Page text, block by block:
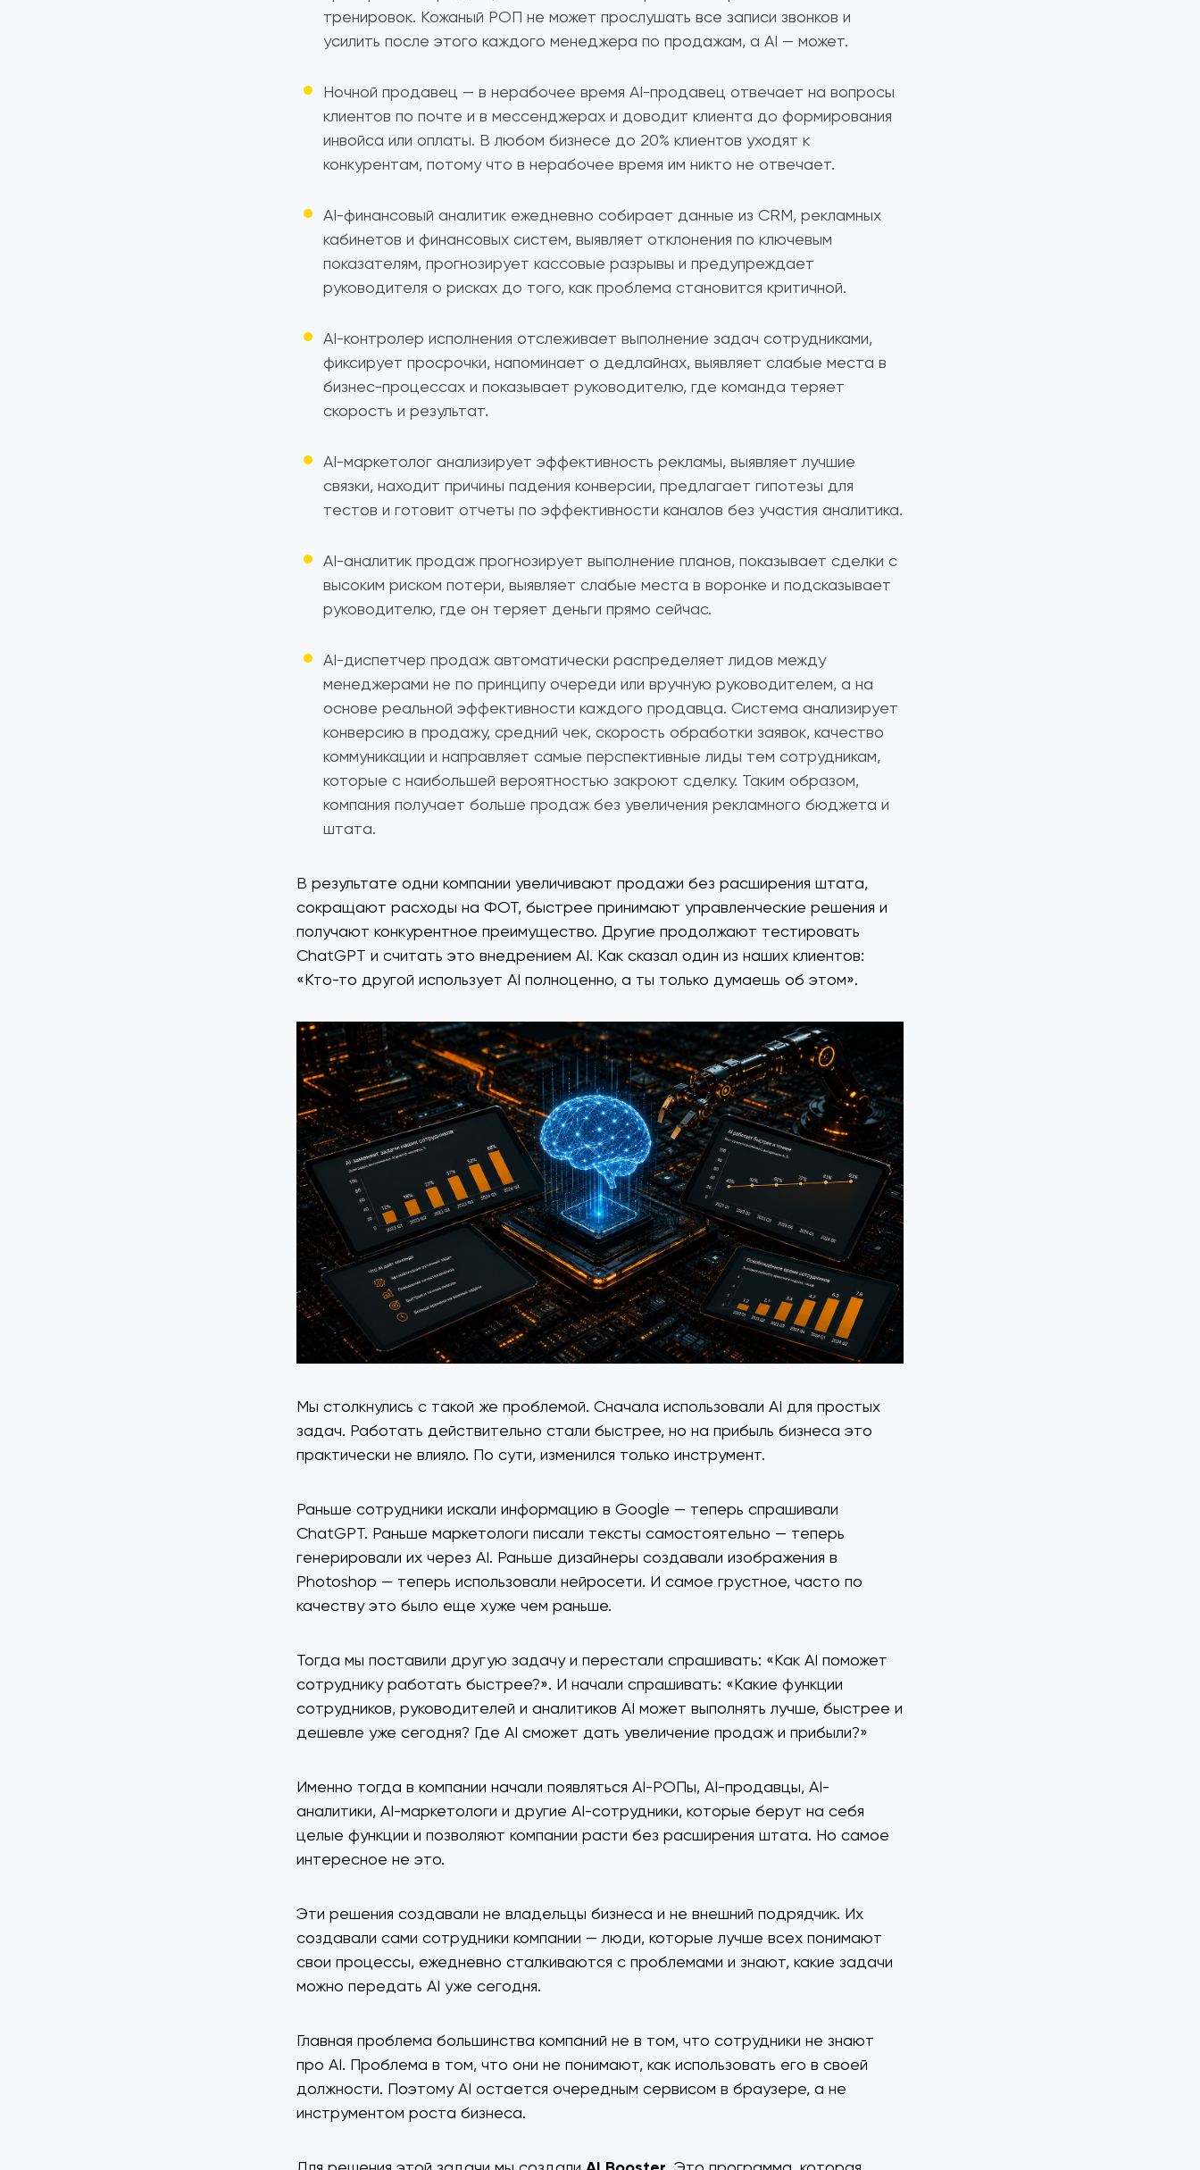
тренировок. Кожаный РОП не может прослушать все записи звонков и
усилить после этого каждого менеджера по продажам, а AI — может.
Ночной продавец — в нерабочее время AI-продавец отвечает на вопросы
клиентов по почте и в мессенджерах и доводит клиента до формирования
инвойса или оплаты. В любом бизнесе до 20% клиентов уходят к
конкурентам, потому что в нерабочее время им никто не отвечает.
AI-финансовый аналитик ежедневно собирает данные из CRM, рекламных
кабинетов и финансовых систем, выявляет отклонения по ключевым
показателям, прогнозирует кассовые разрывы и предупреждает
руководителя о рисках до того, как проблема становится критичной.
AI-контролер исполнения отслеживает выполнение задач сотрудниками,
фиксирует просрочки, напоминает о дедлайнах, выявляет слабые места в
бизнес-процессах и показывает руководителю, где команда теряет
скорость и результат.
AI-маркетолог анализирует эффективность рекламы, выявляет лучшие
связки, находит причины падения конверсии, предлагает гипотезы для
тестов и готовит отчеты по эффективности каналов без участия аналитика.
AI-аналитик продаж прогнозирует выполнение планов, показывает сделки с
высоким риском потери, выявляет слабые места в воронке и подсказывает
руководителю, где он теряет деньги прямо сейчас.
AI-диспетчер продаж автоматически распределяет лидов между
менеджерами не по принципу очереди или вручную руководителем, а на
основе реальной эффективности каждого продавца. Система анализирует
конверсию в продажу, средний чек, скорость обработки заявок, качество
коммуникации и направляет самые перспективные лиды тем сотрудникам,
которые с наибольшей вероятностью закроют сделку. Таким образом,
компания получает больше продаж без увеличения рекламного бюджета и
штата.
В результате одни компании увеличивают продажи без расширения штата,
сокращают расходы на ФОТ, быстрее принимают управленческие решения и
получают конкурентное преимущество. Другие продолжают тестировать
ChatGPT и считать это внедрением AI. Как сказал один из наших клиентов:
«Кто-то другой использует AI полноценно, а ты только думаешь об этом».
Мы столкнулись с такой же проблемой. Сначала использовали AI для простых
задач. Работать действительно стали быстрее, но на прибыль бизнеса это
практически не влияло. По сути, изменился только инструмент.
Раньше сотрудники искали информацию в Google — теперь спрашивали
ChatGPT. Раньше маркетологи писали тексты самостоятельно — теперь
генерировали их через AI. Раньше дизайнеры создавали изображения в
Photoshop — теперь использовали нейросети. И самое грустное, часто по
качеству это было еще хуже чем раньше.
Тогда мы поставили другую задачу и перестали спрашивать: «Как AI поможет
сотруднику работать быстрее?». И начали спрашивать: «Какие функции
сотрудников, руководителей и аналитиков AI может выполнять лучше, быстрее и
дешевле уже сегодня? Где AI сможет дать увеличение продаж и прибыли?»
Именно тогда в компании начали появляться AI-РОПы, AI-продавцы, AI-
аналитики, AI-маркетологи и другие AI-сотрудники, которые берут на себя
целые функции и позволяют компании расти без расширения штата. Но самое
интересное не это.
Эти решения создавали не владельцы бизнеса и не внешний подрядчик. Их
создавали сами сотрудники компании — люди, которые лучше всех понимают
свои процессы, ежедневно сталкиваются с проблемами и знают, какие задачи
можно передать AI уже сегодня.
Главная проблема большинства компаний не в том, что сотрудники не знают
про AI. Проблема в том, что они не понимают, как использовать его в своей
должности. Поэтому AI остается очередным сервисом в браузере, а не
инструментом роста бизнеса.